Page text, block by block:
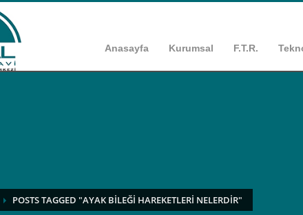
Anasayfa Kurumsal F.T.R.
POSTS TAGGED "AYAK BILEĞI HAREKETLERI NELERDIR"